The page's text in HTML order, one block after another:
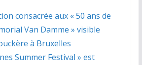
consacrée aux « 50 ans de
Van Damme » visible
à Bruxelles
Summer Festival » est